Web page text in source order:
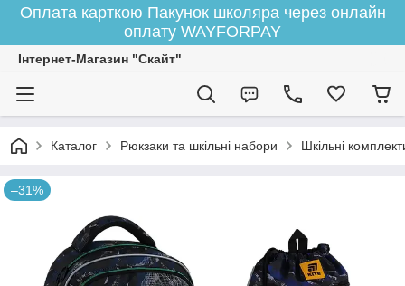
Оплата карткою Пакунок школяра через онлайн
оплату WAYFORPAY
Інтернет-Магазин "Скайт"
Каталог Рюкзаки та шкільні набори Шкільні
–31%